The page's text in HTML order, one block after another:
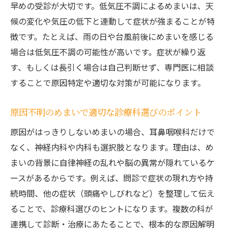
早めの受診が大切です。低気圧不調によるめまいは、天
候の変化や気圧の低下と連動して症状が強まることが特
徴です。たとえば、雨の日や台風前後にめまいを感じる
場合は低気圧不調の可能性が高いです。症状が繰り返
す、もしくは長引く場合は自己判断せず、専門医に相談
することで原因特定や適切な対策が可能になります。
原因不明のめまいで適切な診療科選びのポイント
原因がはっきりしないめまいの場合、耳鼻咽喉科だけで
なく、神経内科や内科も選択肢となります。理由は、め
まいの背景に自律神経の乱れや脳の異常が隠れているケ
ースがあるからです。例えば、問診で症状の現れ方や持
続時間、他の症状（頭痛やしびれなど）を整理して伝え
ることで、診療科選びのヒントになります。複数の科が
連携して診断・治療にあたることで、根本的な原因解明